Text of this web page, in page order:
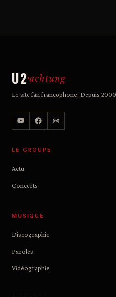
U2 achtung
Le site fan francophone. Depuis 2000
LE GROUPE
Actu
Concerts
MUSIQUE
Discographie
Paroles
Vidéographie